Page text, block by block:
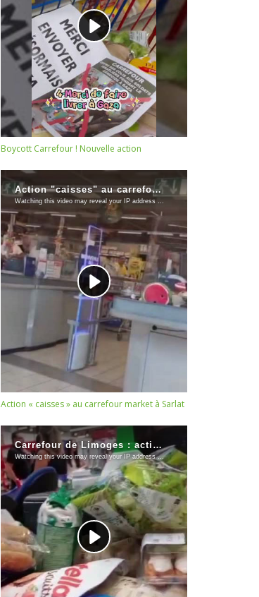
Boycott Carrefour ! Nouvelle action
Action « caisses » au carrefour market à Sarlat